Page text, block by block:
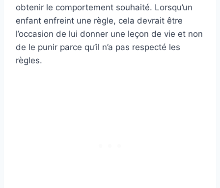
obtenir le comportement souhaité. Lorsqu’un
enfant enfreint une règle, cela devrait être
l’occasion de lui donner une leçon de vie et non
de le punir parce qu’il n’a pas respecté les
règles.